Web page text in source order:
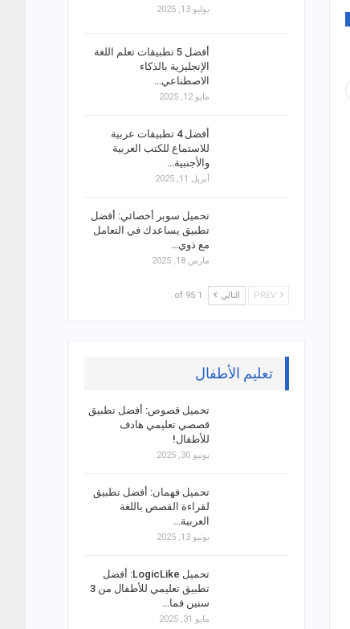
يوليو 13, 2025
أفضل 5 تطبيقات تعلم اللغة
الإنجليزية بالذكاء
الاصطناعي…
مايو 12, 2025
أفضل 4 تطبيقات عربية
للاستماع للكتب العربية
والأجنبية…
أبريل 11, 2025
تحميل سوبر أخصائي: أفضل
تطبيق يساعدك في التعامل
مع ذوي…
مارس 18, 2025
التالي 1 of 95
تعليم الأطفال
تحميل قصوص: أفضل تطبيق
قصصي تعليمي هادف
للأطفال!
يونيو 30, 2025
تحميل فهمان: أفضل تطبيق
لقراءة القصص باللغة
العربية…
يونيو 13, 2025
تحميل LogicLike: أفضل
تطبيق تعليمي للأطفال من 3
سنين فما…
مايو 31, 2025